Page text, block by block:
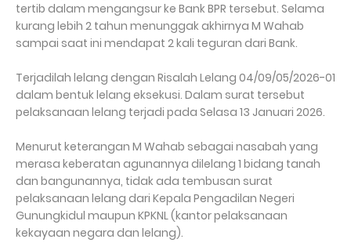
tertib dalam mengangsur ke Bank BPR tersebut. Selama
kurang lebih 2 tahun menunggak akhirnya M Wahab
sampai saat ini mendapat 2 kali teguran dari Bank.
Terjadilah lelang dengan Risalah Lelang 04/09/05/2026-01
dalam bentuk lelang eksekusi. Dalam surat tersebut
pelaksanaan lelang terjadi pada Selasa 13 Januari 2026.
Menurut keterangan M Wahab sebagai nasabah yang
merasa keberatan agunannya dilelang 1 bidang tanah
dan bangunannya, tidak ada tembusan surat
pelaksanaan lelang dari Kepala Pengadilan Negeri
Gunungkidul maupun KPKNL (kantor pelaksanaan
kekayaan negara dan lelang).